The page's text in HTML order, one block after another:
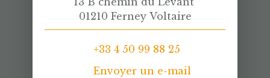
01210 Ferney Voltaire
+33 4 50 99 88 25
Envoyer un e-mail